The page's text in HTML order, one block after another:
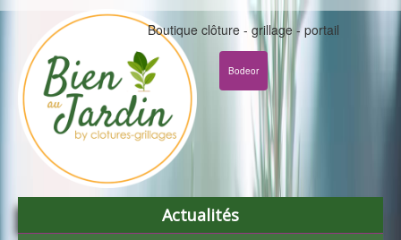
Boutique clôture - grillage - portail
Bodeor
Actualités